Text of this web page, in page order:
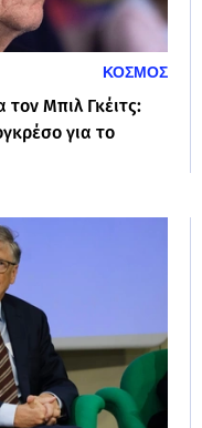
ΚΟΣΜΟΣ
τον Μπιλ Γκέιτς:
για το